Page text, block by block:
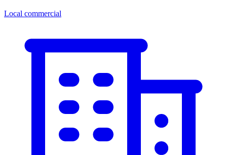
Local commercial